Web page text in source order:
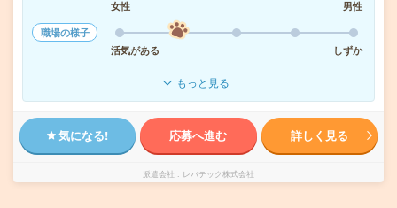
女性
男性
職場の様子
活気がある
しずか
もっと見る
気になる! 応募へ進む 詳しく見る
派遣会社 レバテック株式会社